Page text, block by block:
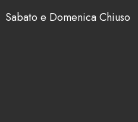
Sabato e Domenica Chiuso